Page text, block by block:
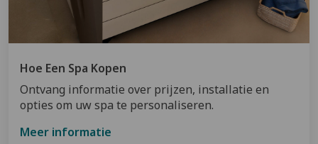
Hoe Een Spa Kopen
Ontvang informatie over prijzen, installatie en
opties om uw spa te personaliseren.
Meer informatie